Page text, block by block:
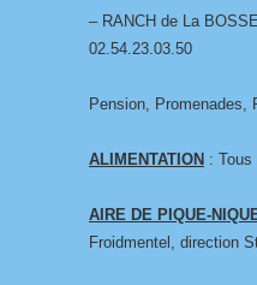
– RANCH de La
02.54.23.03.50
Pension, Promenades,
ALIMENTATION : Tous
AIRE DE PIQUE-
Froidmentel, direction